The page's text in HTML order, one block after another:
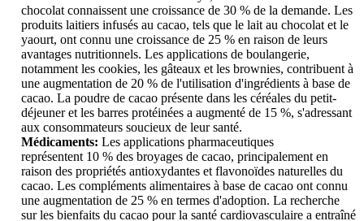
chocolat connaissent une croissance de 30 % de la demande. Les
produits laitiers infusés au cacao, tels que le lait au chocolat et le
yaourt, ont connu une croissance de 25 % en raison de leurs
avantages nutritionnels. Les applications de boulangerie,
notamment les cookies, les gâteaux et les brownies, contribuent à
une augmentation de 20 % de l'utilisation d'ingrédients à base de
cacao. La poudre de cacao présente dans les céréales du petit-
déjeuner et les barres protéinées a augmenté de 15 %, s'adressant
aux consommateurs soucieux de leur santé.
Médicaments: Les applications pharmaceutiques
représentent 10 % des broyages de cacao, principalement en
raison des propriétés antioxydantes et flavonoïdes naturelles du
cacao. Les compléments alimentaires à base de cacao ont connu
une augmentation de 25 % en termes d'adoption. La recherche
sur les bienfaits du cacao pour la santé cardiovasculaire a entraîné